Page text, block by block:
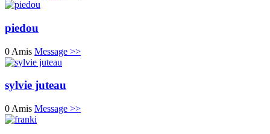
piedou
0 Amis Message >>
sylvie juteau
0 Amis Message >>